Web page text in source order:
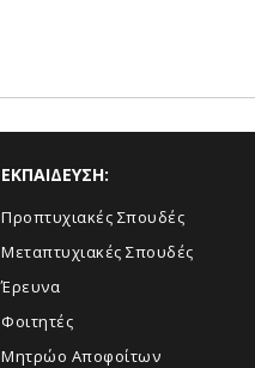
ΕΚΠΑΙΔΕΥΣΗ:
Προπτυχιακές Σπουδές
Μεταπτυχιακές Σπουδές
Έρευνα
Φοιτητές
Μητρώο Αποφοίτων